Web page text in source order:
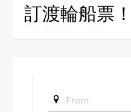
訂渡輪船票！